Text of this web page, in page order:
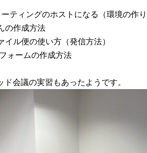
ティングのホストになる（環境の作
の作成方法
イル便の使い方（発信方法）
ォームの作成方法
ド会議の実習もあったようです。